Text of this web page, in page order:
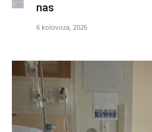
nas
6 kolovoza, 2026